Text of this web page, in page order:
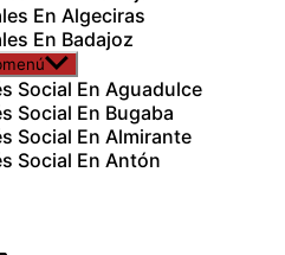
En Algeciras
En Badajoz
Social En Aguadulce
Social En Bugaba
Social En Almirante
Social En Antón